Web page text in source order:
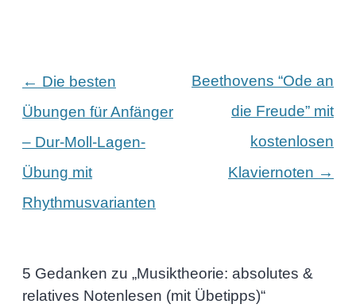
Beitragsnavigation
← Die besten
Übungen für Anfänger
– Dur-Moll-Lagen-
Übung mit
Rhythmusvarianten
Beethovens “Ode an
die Freude” mit
kostenlosen
Klaviernoten →
5 Gedanken zu „Musiktheorie: absolutes &
relatives Notenlesen (mit Übetipps)“